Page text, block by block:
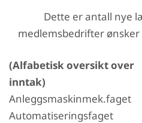
Dette er antall nye
medlemsbedrifter
(Alfabetisk oversikt over
inntak)
Anleggsmaskinmek.faget
Automatiseringsfaget